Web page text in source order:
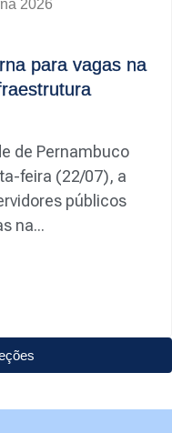
2026
para vagas na
de Pernambuco
feira (22/07), a
públicos
na...